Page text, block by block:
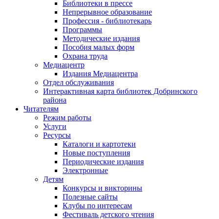
Библиотеки в прессе
Непрерывное образование
Профессия - библиотекарь
Программы
Методические издания
Пособия малых форм
Охрана труда
Медиацентр
Издания Медиацентра
Отдел обслуживания
Интерактивная карта библиотек Добринского
района
Читателям
Режим работы
Услуги
Ресурсы
Каталоги и картотеки
Новые поступления
Периодические издания
Электронные
Детям
Конкурсы и викторины
Полезные сайты
Клубы по интересам
Фестиваль детского чтения